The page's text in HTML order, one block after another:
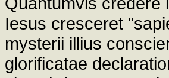
Iesus cresceret
mysterii illius
glorificatae